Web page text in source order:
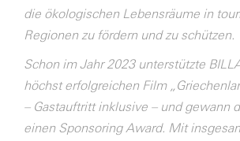
die ökologischen Lebensräume in
Regionen zu fördern und zu schützen.
Schon im Jahr 2023 unterstützte
höchst erfolgreichen Film
– Gastauftritt inklusive – und gewann
einen Sponsoring Award. Mit